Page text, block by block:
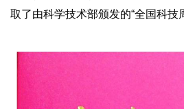
取了由科学技术部颁发的“全国科技